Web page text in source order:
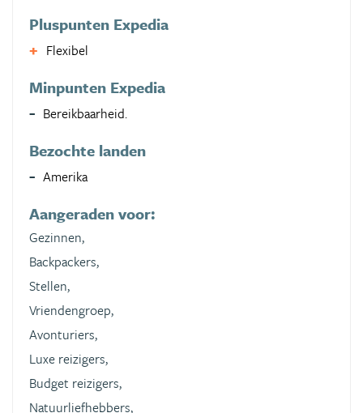
Pluspunten Expedia
Flexibel
Minpunten Expedia
Bereikbaarheid.
Bezochte landen
Amerika
Aangeraden voor:
Gezinnen,
Backpackers,
Stellen,
Vriendengroep,
Avonturiers,
Luxe reizigers,
Budget reizigers,
Natuurliefhebbers,